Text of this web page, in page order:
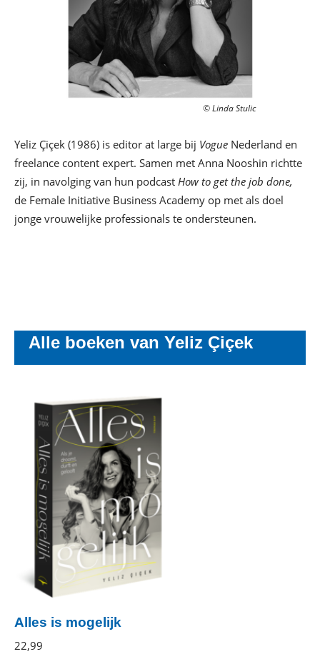
© Linda Stulic
Yeliz Çiçek (1986) is editor at large bij Vogue Nederland en
freelance content expert. Samen met Anna Nooshin richtte
zij, in navolging van hun podcast How to get the job done,
de Female Initiative Business Academy op met als doel
jonge vrouwelijke professionals te ondersteunen.
Alle boeken van Yeliz Çiçek
Alles is mogelijk
Yeliz
22,99